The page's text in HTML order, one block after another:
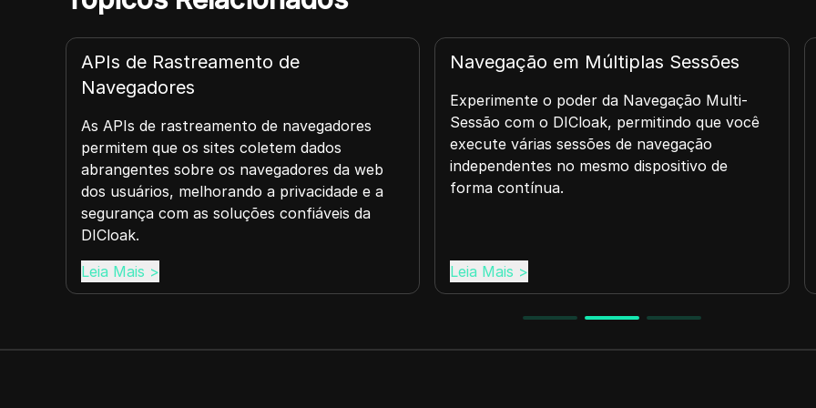
Navegação em Múltiplas Sessões
Experimente o poder da Navegação Multi-
Sessão com o DICloak, permitindo que você
execute várias sessões de navegação
independentes no mesmo dispositivo de
forma contínua.
Leia Mais
Interruptor de Morte da VPN
Um interruptor de desligamento de VPN é um
recurso de segurança vital que garante que
sua conexão com a internet seja
automaticamente interrompida se sua
conexão VPN com o DICloak cair
Leia Mais